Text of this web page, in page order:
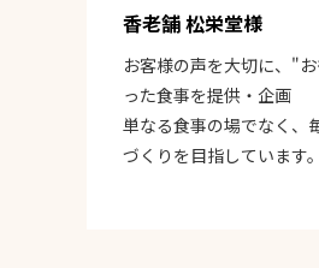
香老舗 松栄堂様
お客様の声を大切に、"
った食事を提供・企画
単なる食事の場でなく、
づくりを目指しています。